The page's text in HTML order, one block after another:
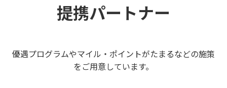
提携パートナー
優遇プログラムやマイル・ポイントがたまるなどの施策
をご用意しています。